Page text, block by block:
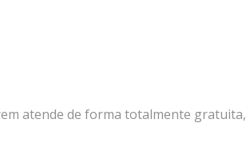
atende de forma totalmente gratuita,